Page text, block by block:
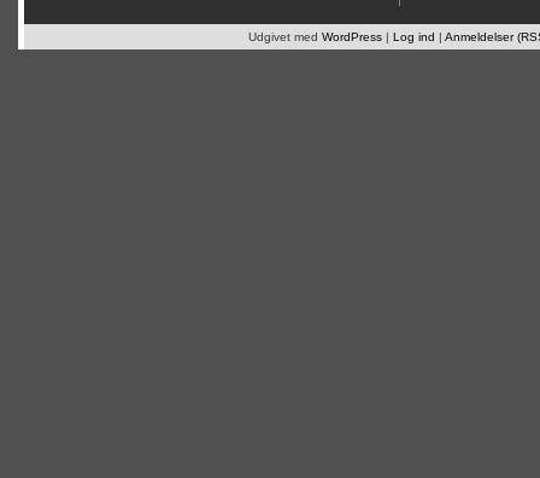
Udgivet med WordPress | Log ind | Anmeldelser